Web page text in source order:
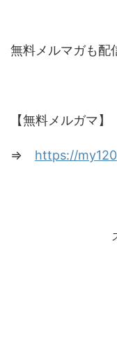
無料メルマガも配
【無料メルガマ】
⇒ https://